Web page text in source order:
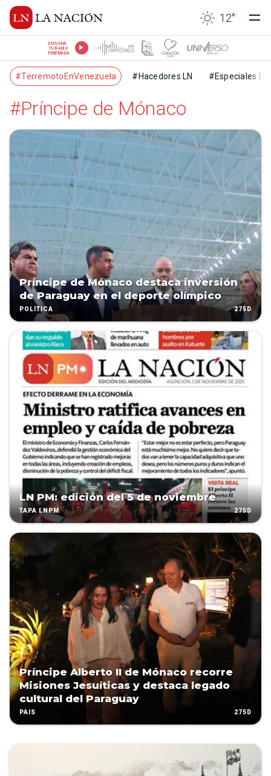
12°
ESCUCHÁ
TU RADIO
PREFERIDA
#TerremotoEnVenezuela #Hacedores LN #Especiales LN
#Príncipe de Mónaco
Príncipe de Mónaco destaca inversión
de Paraguay en el deporte olímpico
POLÍTICA 275D
LN PM: edición del 5 de noviembre
TAPA LNPM 275D
Príncipe Alberto II de Mónaco recorre
Misiones Jesuíticas y destaca legado
cultural del Paraguay
PAÍS 275D